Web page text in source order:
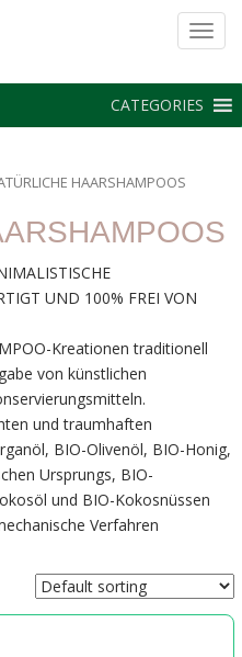
CATEGORIES
HAARSHAMPOOS
UND 100% FREI VON
Kreationen traditionell
von künstlichen
und traumhaften
BIO-Olivenöl, BIO-Honig,
Ursprungs, BIO-
und BIO-Kokosnüssen
Verfahren